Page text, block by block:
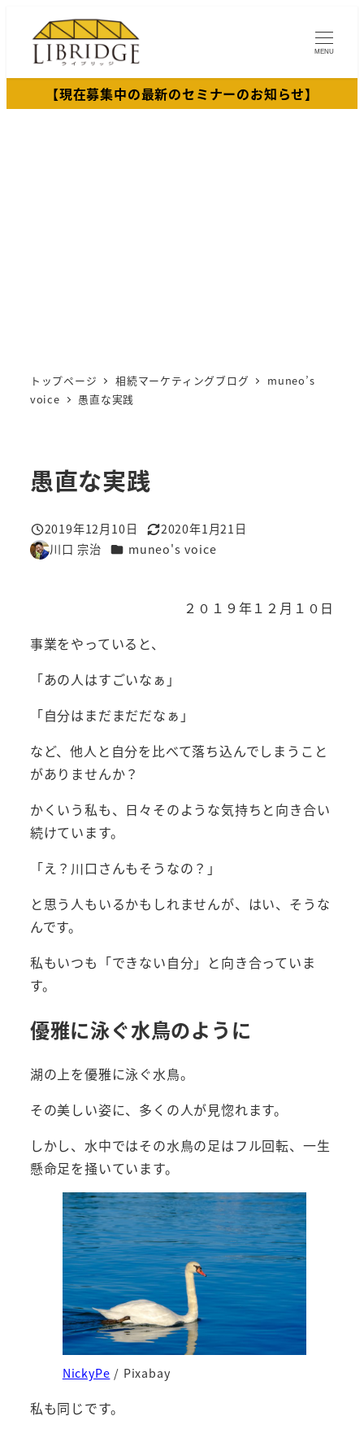
ン
MENU
【現在募集中の最新のセミナーのお知らせ】
トップページ 相続マーケティングブログ
muneo’s
voice
愚直な実践
愚直な実践
投稿日
2019年12月10日
更新日
2020年1月21日
著
川口 宗治 カテゴリー
muneo's voice
２０１９年１２月１０ 日
事業をやっていると、
「あの人はすごいなぁ」
「自分はまだまだだなぁ」
など、他人と自分を比べて落ち込んでしまうこと
がありませんか？
かくいう私も、日々そのような気持ちと向き合い
続けています。
「え？川口さんもそうなの？」
と思う人もいるかもしれませんが、はい、そうな
んです。
私もいつも「できない自分」と向き合っていま
す。
優雅に泳ぐ水鳥のように
湖の上を優雅に泳ぐ水鳥。
その美しい姿に、多くの人が見惚れます。
しかし、水中ではその水鳥の足はフル回転、一生
懸命足を掻いています。
NickyPe / Pixabay
私も同じです。